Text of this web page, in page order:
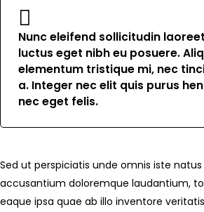
Nunc eleifend sollicitudin
luctus eget nibh eu posuere.
elementum tristique mi, nec
a. Integer nec elit quis purus
nec eget felis.
Sed ut perspiciatis unde omnis iste
accusantium doloremque laudantium,
eaque ipsa quae ab illo inventore